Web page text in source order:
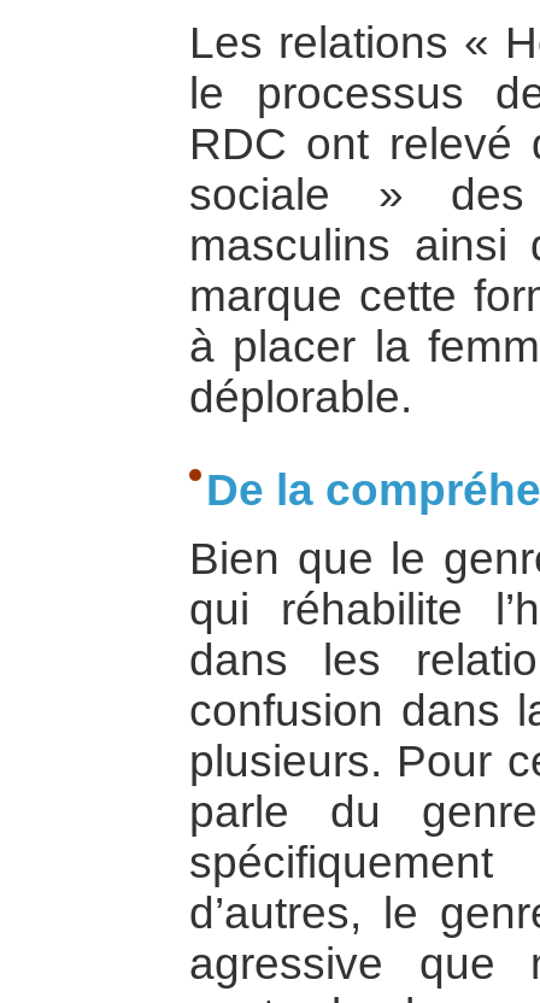
Les relations «
le processus
RDC ont relevé
sociale »
masculins ainsi
marque cette
à placer la
déplorable.
De la
Bien que le
qui réhabilite
dans les
confusion dans
plusieurs. Pour
parle du
d’autres, le
agressive que